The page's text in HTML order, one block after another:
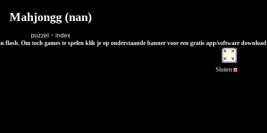
Mahjongg (nan)
puzzel > index
Om toch games te spelen klik je op onderstaande banner voor een gratis app/software download
Sluiten